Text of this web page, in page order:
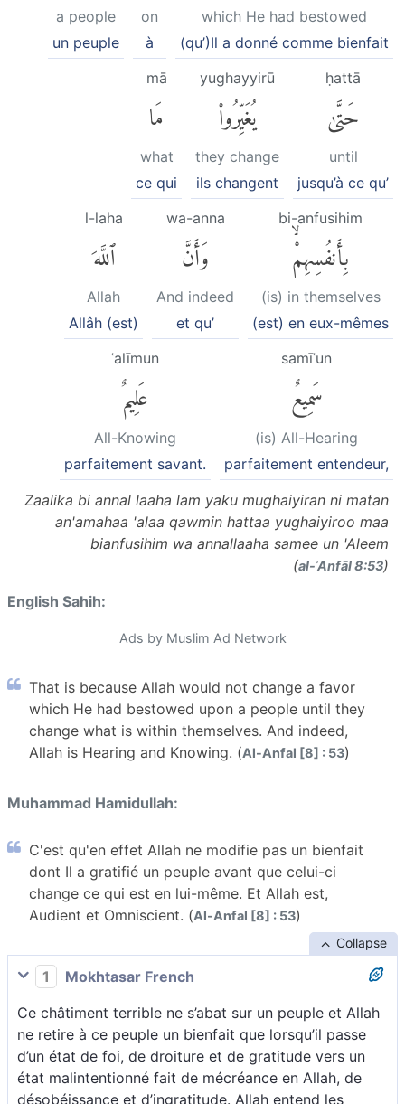
which He had bestowed
(qu’)Il a donné comme bienfait
on
à
a people
un peuple
ḥattā
حَتَّىٰ
until
jusqu’à ce qu’
yughayyirū
يُغَيِّرُوا۟
they change
ils changent
mā
مَا
what
ce qui
bi-anfusihim
بِأَنفُسِهِمْۙ
(is) in themselves
(est) en eux-mêmes
wa-anna
وَأَنَّ
And indeed
et qu’
l-laha
ٱللَّهَ
Allah
Allâh (est)
samīʿun
سَمِيعٌ
(is) All-Hearing
parfaitement entendeur,
ʿalīmun
عَلِيمٌ
All-Knowing
parfaitement savant.
Zaalika bi annal laaha lam yaku mughaiyiran ni matan
an'amahaa 'alaa qawmin hattaa yughaiyiroo maa
bianfusihim wa annallaaha samee un 'Aleem
(al-ʾAnfāl 8:53)
English Sahih:
Ads by Muslim Ad Network
That is because Allah would not change a favor
which He had bestowed upon a people until they
change what is within themselves. And indeed,
Allah is Hearing and Knowing. (Al-Anfal [8] : 53)
Muhammad Hamidullah:
C'est qu'en effet Allah ne modifie pas un bienfait
dont Il a gratifié un peuple avant que celui-ci
change ce qui est en lui-même. Et Allah est,
Audient et Omniscient. (Al-Anfal [8] : 53)
Collapse
1
Mokhtasar French
Ce châtiment terrible ne s’abat sur un peuple et Allah
ne retire à ce peuple un bienfait que lorsqu’il passe
d’un état de foi, de droiture et de gratitude vers un
état malintentionné fait de mécréance en Allah, de
désobéissance et d’ingratitude. Allah entend les